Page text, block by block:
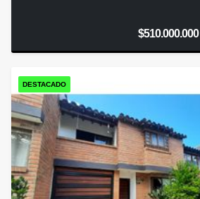
$510.000.000
DESTACADO